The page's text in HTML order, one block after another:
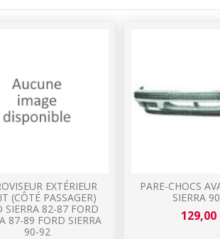
EXTÉRIEUR
(CÔTÉ PASSAGER)
SIERRA 82-87 FORD
87-89 FORD SIERRA
90-92
PARE-CHOCS
SIERRA
129,00